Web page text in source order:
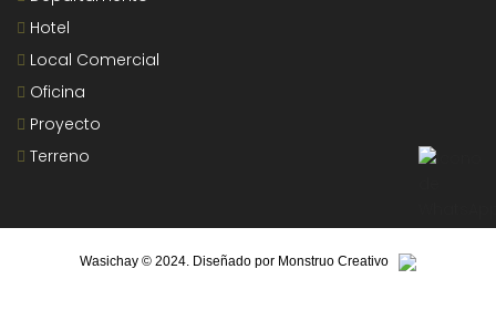
Hotel
Local Comercial
Oficina
Proyecto
Terreno
Wasichay © 2024. Diseñado por Monstruo Creativo